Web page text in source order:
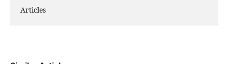
Articles